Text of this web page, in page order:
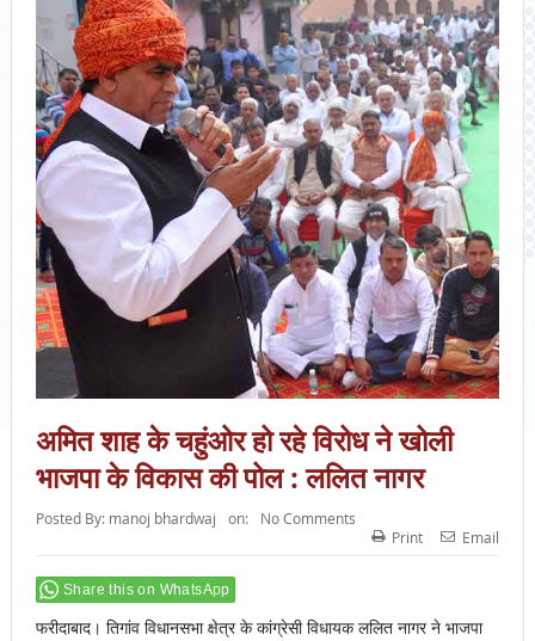
अमित शाह के चहुंओर हो रहे विरोध ने खोली
भाजपा के विकास की पोल : ललित नागर
Posted By: manoj bhardwaj on:
No Comments
Print
Email
Share this on WhatsApp
फरीदाबाद। तिगांव विधानसभा क्षेत्र के कांग्रेसी विधायक ललित नागर ने भाजपा